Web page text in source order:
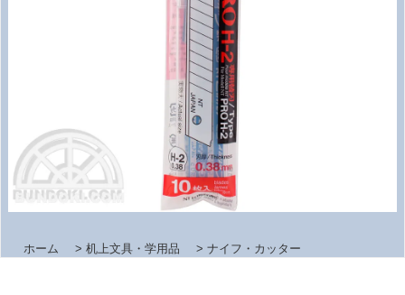
ホーム > 机上文具・学用品 > ナイフ・カッター